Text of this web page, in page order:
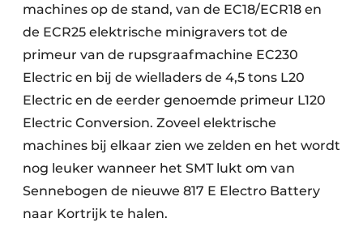
machines op de stand, van de EC18/ECR18 en
de ECR25 elektrische minigravers tot de
primeur van de rupsgraafmachine EC230
Electric en bij de wielladers de 4,5 tons L20
Electric en de eerder genoemde primeur L120
Electric Conversion. Zoveel elektrische
machines bij elkaar zien we zelden en het wordt
nog leuker wanneer het SMT lukt om van
Sennebogen de nieuwe 817 E Electro Battery
naar Kortrijk te halen.